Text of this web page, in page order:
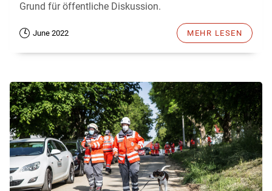
Grund für öffentliche Diskussion.
June 2022 MEHR LESEN